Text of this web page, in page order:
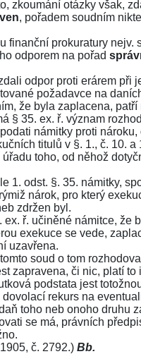
zkoumání otázky však,
, pořadem soudním
finanční prokuratury nejv.
odporem na pořad
odpor proti erárem při
požadavce na
že byla zaplacena, patří
§ 35. ex. ř. význam
námitky proti nároku,
titulů v §. 1., č. 10. a
toho, od něhož
1. odst. §. 35. námitky,
nárok, pro který
zdržen byl.
ex. ř. učiněné námitce, že
exekuce se vede,
uzavřena.
soud o tom
zapravena, či nic, platí to
podstata jest
rekurs na
toho neb onoho druhu
se má, právních
č. 2792.) Bb.